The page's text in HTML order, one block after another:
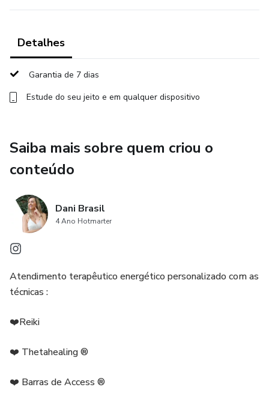
Detalhes
Garantia de 7 dias
Estude do seu jeito e em qualquer dispositivo
Saiba mais sobre quem criou o
conteúdo
Dani Brasil
4 Ano Hotmarter
Atendimento terapêutico energético personalizado com as
técnicas :
❤️Reiki
❤️ Thetahealing ®
❤️ Barras de Access ®